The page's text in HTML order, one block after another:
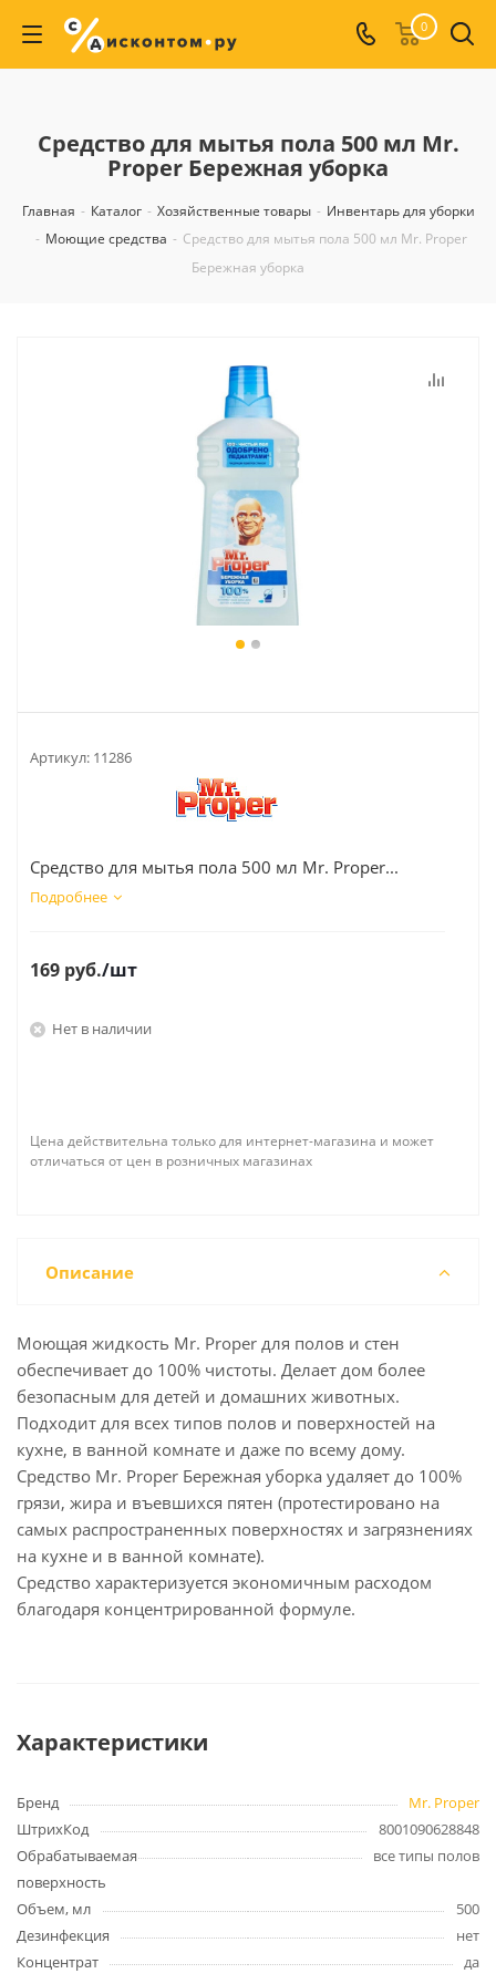
0
Средство для мытья пола 500 мл Mr.
Proper Бережная уборка
Главная - Каталог - Хозяйственные товары - Инвентарь для уборки
- Моющие средства - Средство для мытья пола 500 мл Mr. Proper
Бережная уборка
Артикул: 11286
Средство для мытья пола 500 мл Mr. Proper...
Подробнее
169 руб./шт
Нет в наличии
Цена действительна только для интернет-магазина и может
отличаться от цен в розничных магазинах
Описание
Моющая жидкость Mr. Proper для полов и стен
обеспечивает до 100% чистоты. Делает дом более
безопасным для детей и домашних животных.
Подходит для всех типов полов и поверхностей на
кухне, в ванной комнате и даже по всему дому.
Средство Mr. Proper Бережная уборка удаляет до 100%
грязи, жира и въевшихся пятен (протестировано на
самых распространенных поверхностях и загрязнениях
на кухне и в ванной комнате).
Средство характеризуется экономичным расходом
благодаря концентрированной формуле.
Характеристики
Бренд
Mr. Proper
ШтрихКод
8001090628848
Обрабатываемая
поверхность
все типы полов
Объем, мл
500
Дезинфекция
нет
Концентрат
да